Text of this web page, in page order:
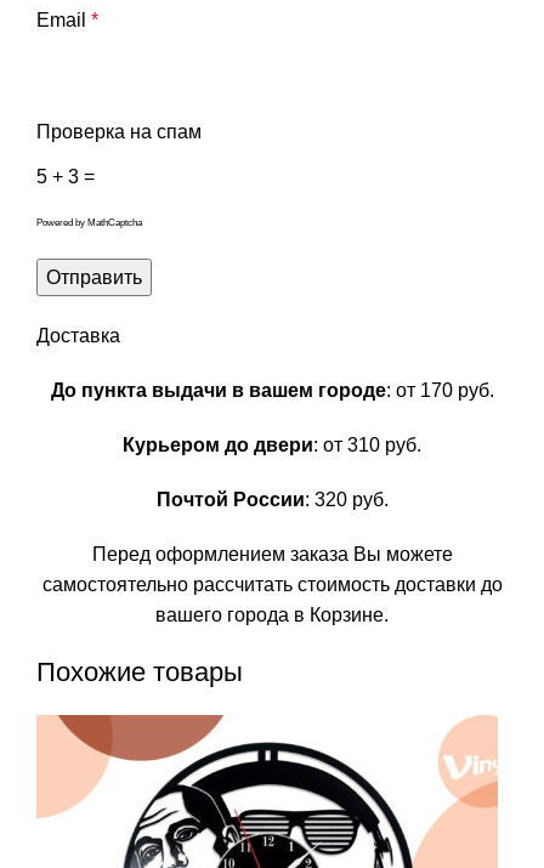
Email *
Проверка на спам
5 + 3 =
Powered by MathCaptcha
Доставка
До пункта выдачи в вашем городе: от 170 руб.
Курьером до двери: от 310 руб.
Почтой России: 320 руб.
Перед оформлением заказа Вы можете
самостоятельно рассчитать стоимость доставки до
вашего города в Корзине.
Похожие товары